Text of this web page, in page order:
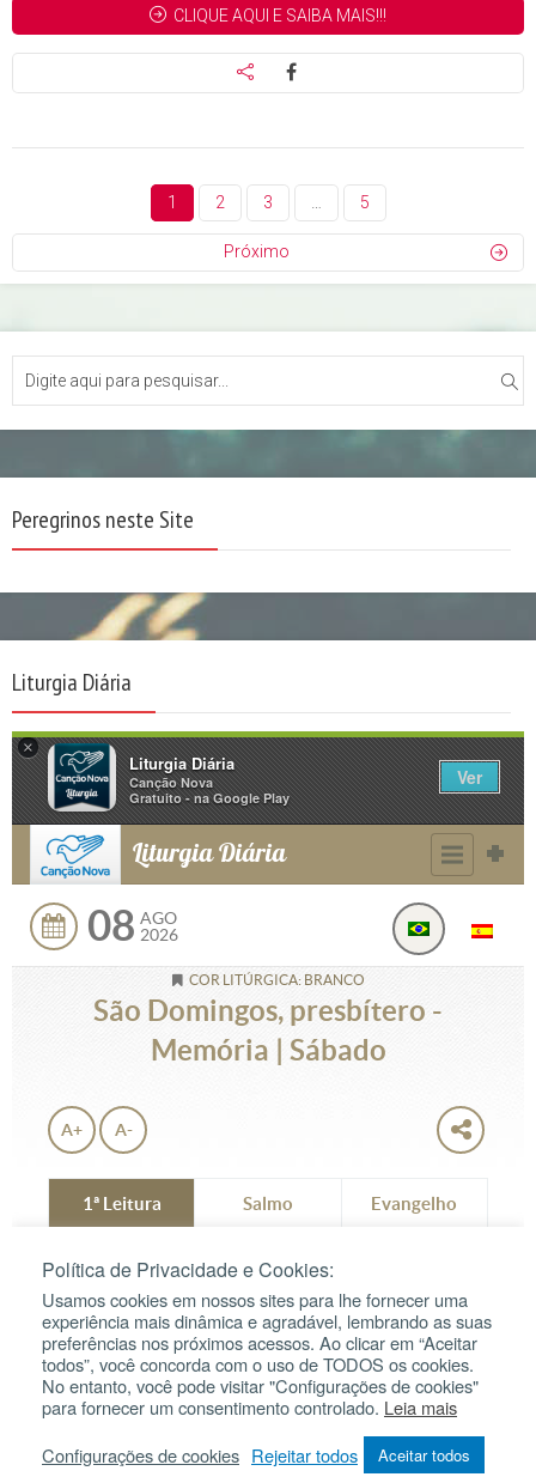
CLIQUE AQUI E SAIBA MAIS!!!
1 2 3 5
Próximo
Peregrinos neste Site
Liturgia Diária